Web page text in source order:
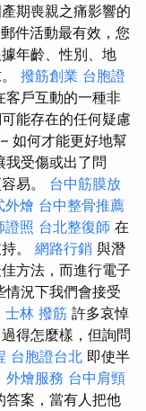
期喪親之痛影響的
件活動最有效，您
年齡、性別、地
撥筋創業 台胞證
客戶互動的一種非
能存在的任何疑慮
– 如何才能更好地幫
我受傷或出了問
易。 台中筋膜放
外燴 台中整骨推薦
證照 台北整復師 在
。 網路行銷 與潛
方法，而進行電子
況下我們會接受
士林 撥筋 許多哀悼
得怎麼樣，但詢問
台胞證台北 即使半
外燴服務 台中肩頸
答案，當有人把他